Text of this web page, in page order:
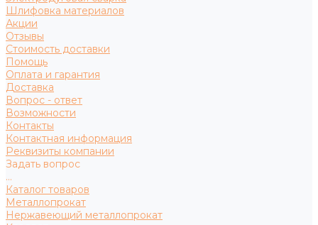
Шлифовка материалов
Акции
Отзывы
Стоимость доставки
Помощь
Оплата и гарантия
Доставка
Вопрос - ответ
Возможности
Контакты
Контактная информация
Реквизиты компании
Задать вопрос
...
Каталог товаров
Металлопрокат
Нержавеющий металлопрокат